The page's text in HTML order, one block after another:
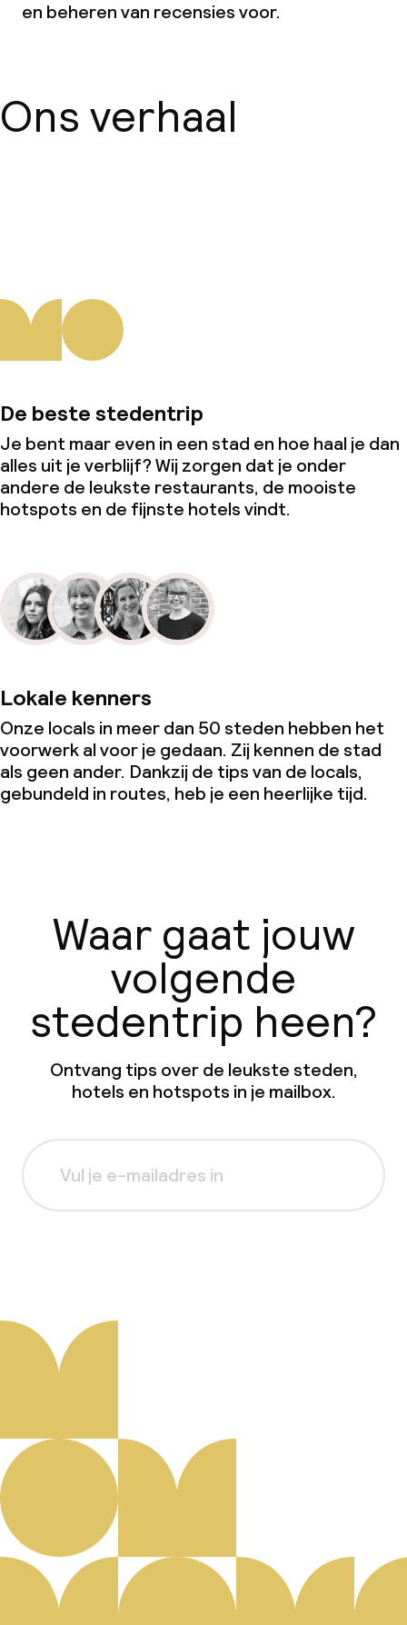
en beheren van recensies voor.
Ons verhaal
De beste stedentrip
Je bent maar even in een stad en hoe haal je dan
alles uit je verblijf? Wij zorgen dat je onder
andere de leukste restaurants, de mooiste
hotspots en de fijnste hotels vindt.
Lokale kenners
Onze locals in meer dan 50 steden hebben het
voorwerk al voor je gedaan. Zij kennen de stad
als geen ander. Dankzij de tips van de locals,
gebundeld in routes, heb je een heerlijke tijd.
Waar gaat jouw
volgende
stedentrip heen?
Ontvang tips over de leukste steden,
hotels en hotspots in je mailbox.